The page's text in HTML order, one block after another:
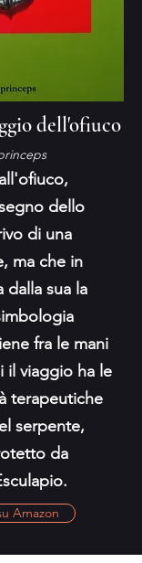
dell'ofiuco
dello
di una
ma che in
dalla sua la
fra le mani
il viaggio ha le
terapeutiche
serpente,
da
Amazon